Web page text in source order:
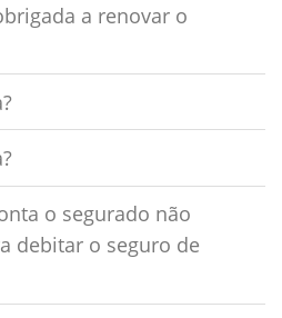
a renovar o
o segurado não
debitar o seguro de